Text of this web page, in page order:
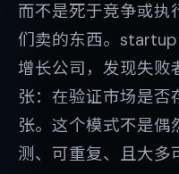
而不是死于竞争或执
们卖的东西。
增长公司，发现失败
张：在验证市场是否
张。这个模式不是偶
测、可重复、且大多